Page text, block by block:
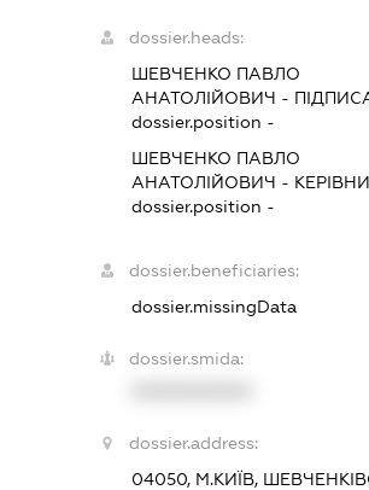
dossier.heads:
ШЕВЧЕНКО ПАВЛО
АНАТОЛІЙОВИЧ -
dossier.position -
ШЕВЧЕНКО ПАВЛО
АНАТОЛІЙОВИЧ -
dossier.position -
dossier.beneficiaries:
dossier.missingData
dossier.smida:
dossier.address:
04050, М.КИЇВ,